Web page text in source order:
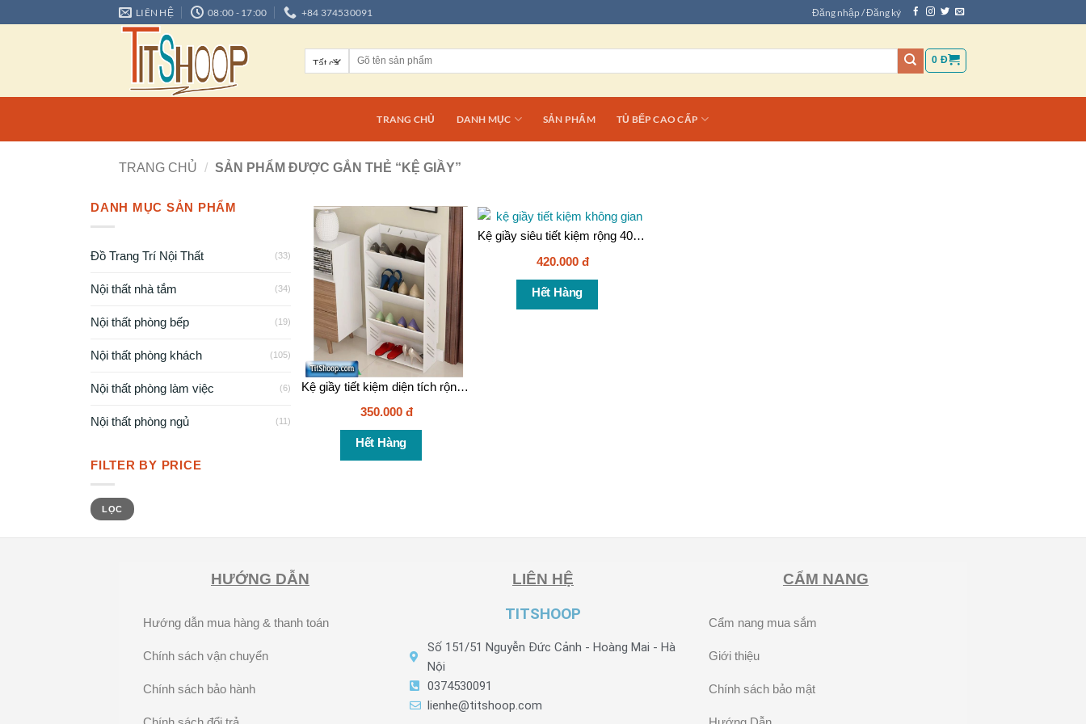
LIÊN HỆ 08:00 - 17:00 +84 374530091 Đăng nhập / Đăng ký
0 Đ
TRANG CHỦ DANH MỤC SẢN PHẨM TỦ BẾP CAO CẤP
TRANG CHỦ / SẢN PHẨM ĐƯỢC GẮN THẺ “KỆ GIẦY”
DANH MỤC SẢN PHẨM
Đồ Trang Trí Nội Thất (33)
Nội thất nhà tắm (34)
Nội thất phòng bếp (19)
Nội thất phòng khách (105)
Nội thất phòng làm việc (6)
Nội thất phòng ngủ (11)
FILTER BY PRICE
LỌC
Kệ giầy tiết kiệm diện tích rộng 40cm 4 tầng – KG006c
350.000đ
Hết Hàng
Kệ giầy siêu tiết kiệm rộng 40cm 5 tầng – KG006b
420.000đ
Hết Hàng
HƯỚNG DẪN
Hướng dẫn mua hàng & thanh toán
Chính sách vận chuyển
Chính sách bảo hành
LIÊN HỆ
TITSHOOP
Số 151/51 Nguyễn Đức Cảnh - Hoàng Mai - Hà
Nội
0374530091
lienhe@titshoop.com
CẨM NANG
Cẩm nang mua sắm
Giới thiệu
Chính sách bảo mật